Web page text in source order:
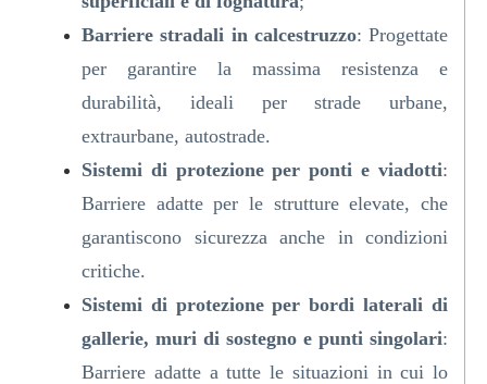
Barriere stradali in calcestruzzo: Progettate
per garantire la massima resistenza e
durabilità, ideali per strade urbane,
extraurbane, autostrade.
Sistemi di protezione per ponti e viadotti:
Barriere adatte per le strutture elevate, che
garantiscono sicurezza anche in condizioni
critiche.
Sistemi di protezione per bordi laterali di
gallerie, muri di sostegno e punti singolari:
Barriere adatte a tutte le situazioni in cui lo